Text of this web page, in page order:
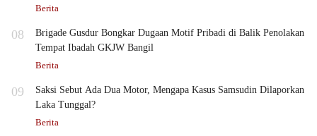
Berita
08
Brigade Gusdur Bongkar Dugaan Motif Pribadi di Balik Penolakan
Tempat Ibadah GKJW Bangil
Berita
09
Saksi Sebut Ada Dua Motor, Mengapa Kasus Samsudin Dilaporkan
Laka Tunggal?
Berita